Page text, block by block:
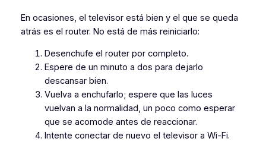
En ocasiones, el televisor está bien y el que se queda
atrás es el router. No está de más reiniciarlo:
Desenchufe el router por completo.
Espere de un minuto a dos para dejarlo
descansar bien.
Vuelva a enchufarlo; espere que las luces
vuelvan a la normalidad, un poco como esperar
que se acomode antes de reaccionar.
Intente conectar de nuevo el televisor a Wi-Fi.